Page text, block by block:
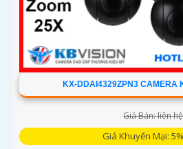
KX-DDAI4329ZPN3 CAMERA
Giá Bán: liên hệ
Giá Khuyến Mại: